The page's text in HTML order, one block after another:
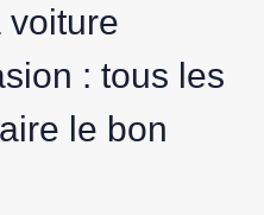
voiture
: tous les
le bon